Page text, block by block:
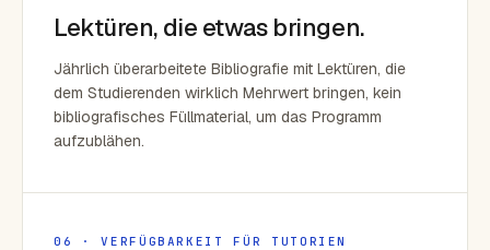
Lektüren, die etwas bringen.
Jährlich überarbeitete Bibliografie mit Lektüren, die
dem Studierenden wirklich Mehrwert bringen, kein
bibliografisches Füllmaterial, um das Programm
aufzublähen.
06 · VERFÜGBARKEIT FÜR TUTORIEN